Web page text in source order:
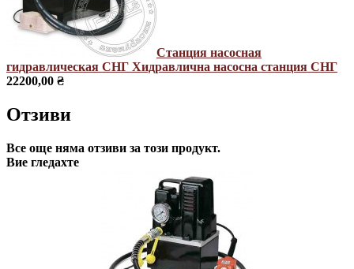
Станция насосная
гидравлическая СНГ Хидравлична насосна станция СНГ
22200,00 ₴
Отзиви
Все още няма отзиви за този продукт.
Вие гледахте